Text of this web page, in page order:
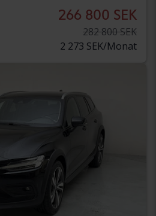
266 800 SEK
282 800 SEK
2 273 SEK/Monat